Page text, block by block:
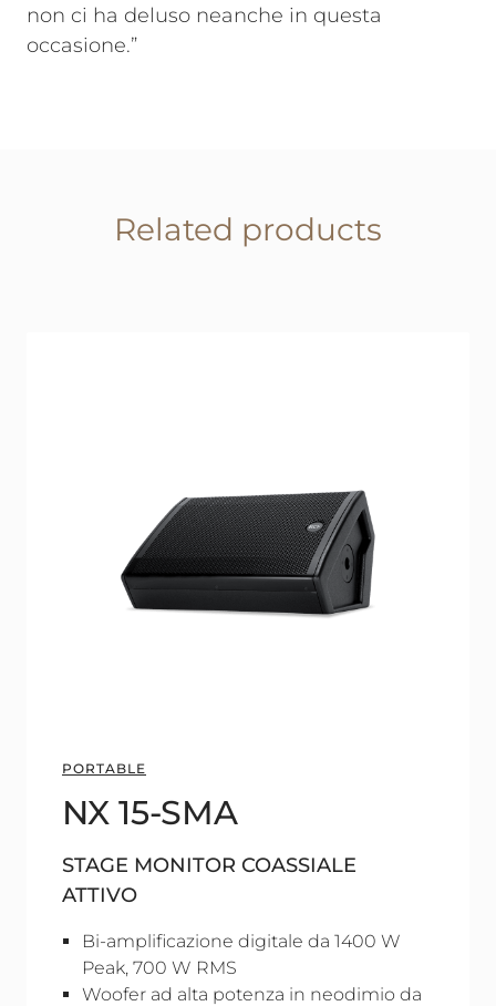
non ci ha deluso neanche in questa
occasione.”
Related products
PORTABLE
NX 15-SMA
STAGE MONITOR COASSIALE
ATTIVO
Bi-amplificazione digitale da 1400 W
Peak, 700 W RMS
Woofer ad alta potenza in neodimio da